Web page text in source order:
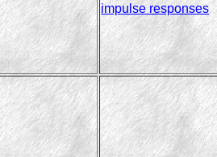
impulse responses